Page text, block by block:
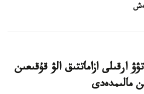
ازاماتتىق الۋ قۇقىعىن
مالىمدەدى